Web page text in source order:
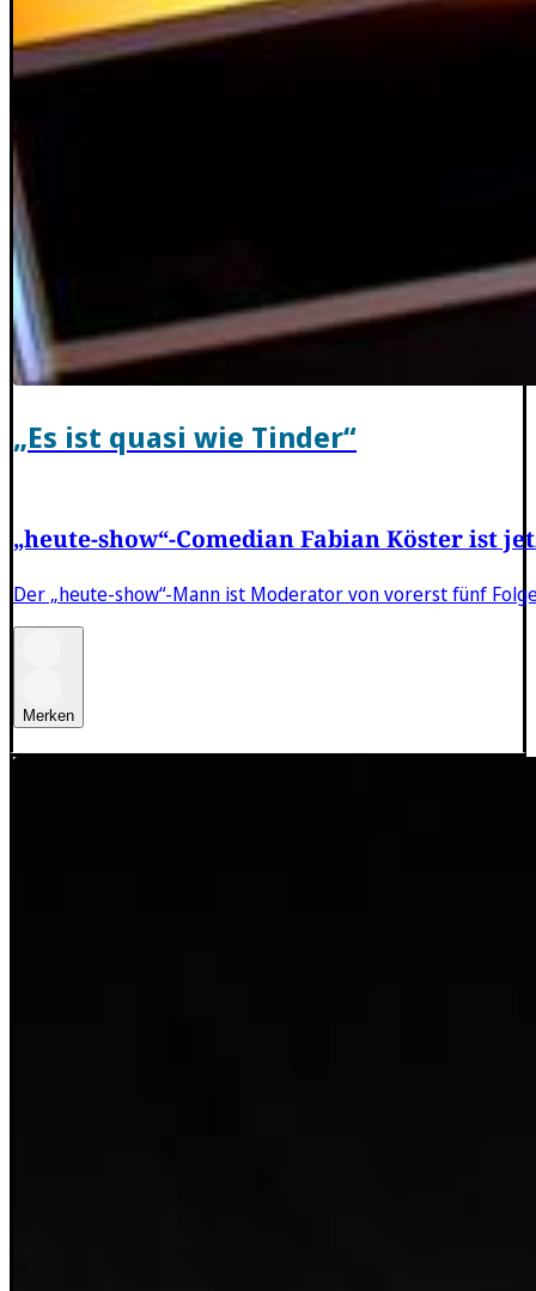
„Es ist quasi wie Tinder“
„heute-show“-Comedian Fabian Köster ist
Der „heute-show“-Mann ist Moderator von vorerst fünf
Merken